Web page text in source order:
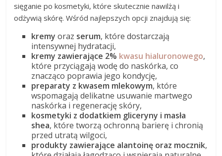
sięganie po kosmetyki, które skutecznie nawilżą i
odżywią skórę. Wśród najlepszych opcji znajdują się:
kremy oraz serum, które dostarczają
intensywnej hydratacji,
kremy zawierające 2% kwasu hialuronowego,
które przyciągają wodę do naskórka, co
znacząco poprawia jego kondycję,
preparaty z kwasem mlekowym, które
wspomagają delikatne usuwanie martwego
naskórka i regenerację skóry,
kosmetyki z dodatkiem gliceryny i masła
shea, które tworzą ochronną barierę i chronią
przed utratą wilgoci,
produkty zawierające alantoinę oraz mocznik,